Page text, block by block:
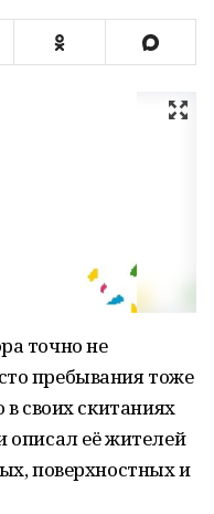
точно не
пребывания тоже
в своих скитаниях
описал её жителей
поверхностных и